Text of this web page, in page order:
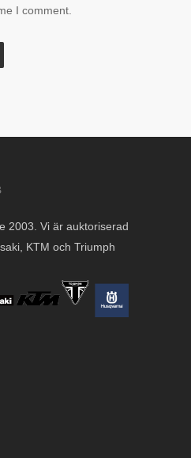
I comment.
2003. Vi är auktoriserad
KTM och Triumph